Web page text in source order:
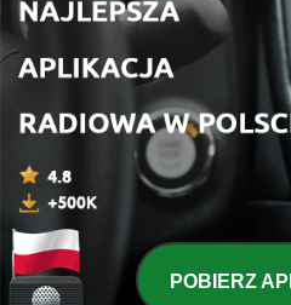
176 - Odc. 176 - Bądź dla
19 wrz 2022
Odc. 175 - Trudna sztuka
12 wrz 2022
174 - Odc. 174 - Czy (i dlaczego)
05 wrz 2022
173 - Odc. 173 - Świadomość
poddanego
29 sie 2022
POBIERZ